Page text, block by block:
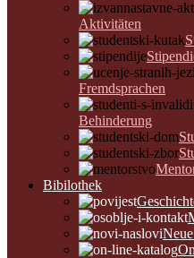
Aktivitäten
Fremdsprachen
Behinderung
Bibilothek